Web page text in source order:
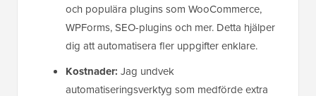
och populära plugins som WooCommerce,
WPForms, SEO-plugins och mer. Detta hjälper
dig att automatisera fler uppgifter enklare.
Kostnader: Jag undvek
automatiseringsverktyg som medförde extra